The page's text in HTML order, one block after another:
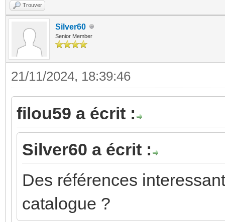
Trouver
Silver60
Senior Member
21/11/2024, 18:39:46
filou59 a écrit :
Silver60 a écrit :
Des références
catalogue ?